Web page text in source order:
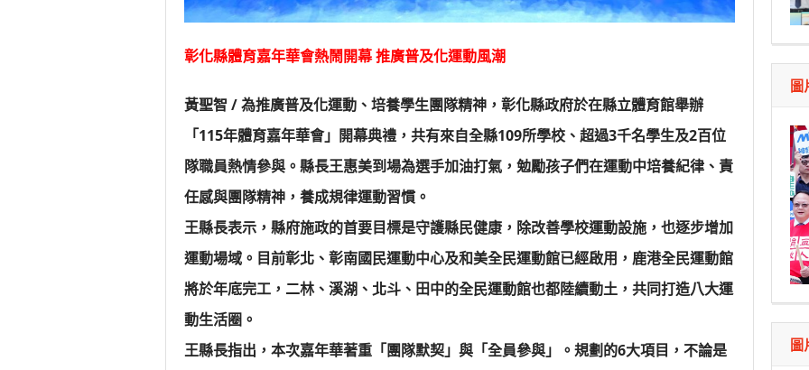
太和平繁榮
彰化縣體育嘉年華會熱鬧開幕 推廣普及化運動風潮
黃聖智 / 為推廣普及化運動、培養學生團隊精神，彰化縣政府於在縣立體育館舉辦
「115年體育嘉年華會」開幕典禮，共有來自全縣109所學校、超過3千名學生及2百位
隊職員熱情參與。縣長王惠美到場為選手加油打氣，勉勵孩子們在運動中培養紀律、責
任感與團隊精神，養成規律運動習慣。
王縣長表示，縣府施政的首要目標是守護縣民健康，除改善學校運動設施，也逐步增加
運動場域。目前彰北、彰南國民運動中心及和美全民運動館已經啟用，鹿港全民運動館
將於年底完工，二林、溪湖、北斗、田中的全民運動館也都陸續動土，共同打造八大運
動生活圈。
王縣長指出，本次嘉年華著重「團隊默契」與「全員參與」。規劃的6大項目，不論是
圖
圖